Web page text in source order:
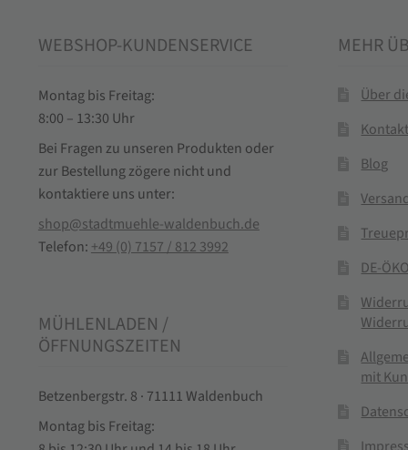
WEBSHOP-KUNDENSERVICE
Montag bis Freitag:
8:00 – 13:30 Uhr
Bei Fragen zu unseren Produkten oder
zur Bestellung zögere nicht und
kontaktiere uns unter:
shop@stadtmuehle-waldenbuch.de
Telefon: +49 (0) 7157 / 812 3992
MÜHLENLADEN /
ÖFFNUNGSZEITEN
Betzenbergstr. 8 · 71111 Waldenbuch
Montag bis Freitag:
MEHR
Über
Kontakt
Blog
DE-
mit